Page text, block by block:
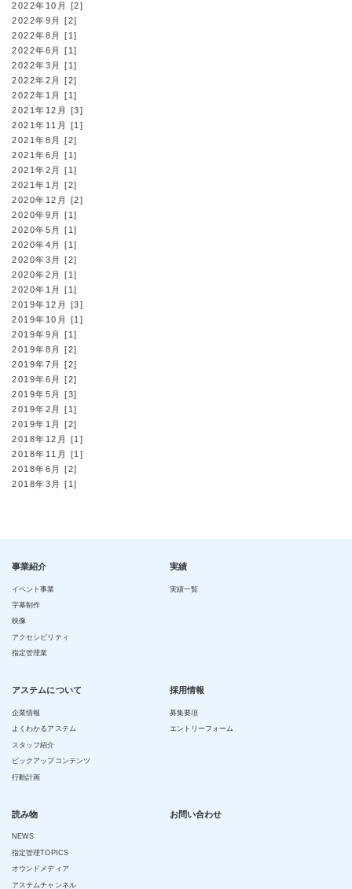
2022年10月 [2]
2022年9月 [2]
2022年8月 [1]
2022年6月 [1]
2022年3月 [1]
2022年2月 [2]
2022年1月 [1]
2021年12月 [3]
2021年11月 [1]
2021年8月 [2]
2021年6月 [1]
2021年2月 [1]
2021年1月 [2]
2020年12月 [2]
2020年9月 [1]
2020年5月 [1]
2020年4月 [1]
2020年3月 [2]
2020年2月 [1]
2020年1月 [1]
2019年12月 [3]
2019年10月 [1]
2019年9月 [1]
2019年8月 [2]
2019年7月 [2]
2019年6月 [2]
2019年5月 [3]
2019年2月 [1]
2019年1月 [2]
2018年12月 [1]
2018年11月 [1]
2018年6月 [2]
2018年3月 [1]
事業紹介
イベント事業
字幕制作
映像
アクセシビリティ
指定管理業
実績
実績一覧
アステムについて
企業情報
よくわかるアステム
スタッフ紹介
ピックアップコンテンツ
行動計画
採用情報
募集要項
エントリーフォーム
読み物
NEWS
指定管理TOPICS
オウンドメディア
アステムチャンネル
お問い合わせ